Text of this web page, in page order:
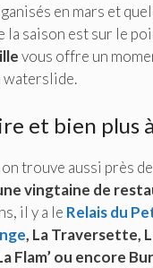
en mars et
la saison est sur le
vous offre un
waterslide.
et bien plus
trouve aussi près de
vingtaine de
il y a le Relais du
, La Traversette,
Flam’ ou encore